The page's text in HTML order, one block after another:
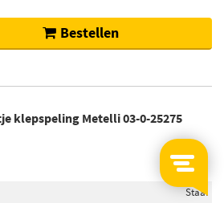
Bestellen
klepspeling Metelli 03-0-25275
Staal